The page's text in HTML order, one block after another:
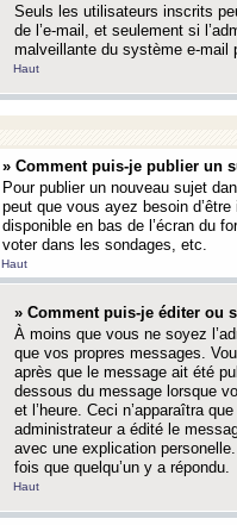
Seuls les utilisateurs inscrits
de l’e-mail, et seulement si
malveillante du système e-mail
Haut
» Comment puis-je publier un
Pour publier un nouveau sujet
peut que vous ayez besoin
disponible en bas de l’écran du
voter dans les sondages, etc.
Haut
» Comment puis-je éditer ou
À moins que vous ne soyez
que vos propres messages.
après que le message ait été
dessous du message lorsque
et l’heure. Ceci n’apparaîtra
administrateur a édité le
avec une explication
fois que quelqu’un y a répondu.
Haut